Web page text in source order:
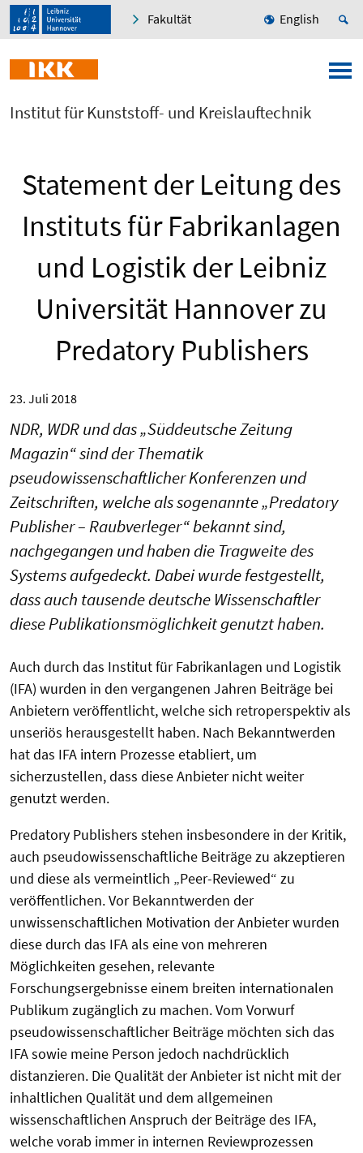
Fakultät English
Institut für Kunststoff- und Kreislauftechnik
Statement der Leitung des
Instituts für Fabrikanlagen
und Logistik der Leibniz
Universität Hannover zu
Predatory Publishers
23. Juli 2018
NDR, WDR und das „Süddeutsche Zeitung
Magazin“ sind der Thematik
pseudowissenschaftlicher Konferenzen und
Zeitschriften, welche als sogenannte „Predatory
Publisher – Raubverleger“ bekannt sind,
nachgegangen und haben die Tragweite des
Systems aufgedeckt. Dabei wurde festgestellt,
dass auch tausende deutsche Wissenschaftler
diese Publikationsmöglichkeit genutzt haben.
Auch durch das Institut für Fabrikanlagen und Logistik
(IFA) wurden in den vergangenen Jahren Beiträge bei
Anbietern veröffentlicht, welche sich retroperspektiv als
unseriös herausgestellt haben. Nach Bekanntwerden
hat das IFA intern Prozesse etabliert, um
sicherzustellen, dass diese Anbieter nicht weiter
genutzt werden.
Predatory Publishers stehen insbesondere in der Kritik,
auch pseudowissenschaftliche Beiträge zu akzeptieren
und diese als vermeintlich „Peer-Reviewed“ zu
veröffentlichen. Vor Bekanntwerden der
unwissenschaftlichen Motivation der Anbieter wurden
diese durch das IFA als eine von mehreren
Möglichkeiten gesehen, relevante
Forschungsergebnisse einem breiten internationalen
Publikum zugänglich zu machen. Vom Vorwurf
pseudowissenschaftlicher Beiträge möchten sich das
IFA sowie meine Person jedoch nachdrücklich
distanzieren. Die Qualität der Anbieter ist nicht mit der
inhaltlichen Qualität und dem allgemeinen
wissenschaftlichen Anspruch der Beiträge des IFA,
welche vorab immer in internen Reviewprozessen